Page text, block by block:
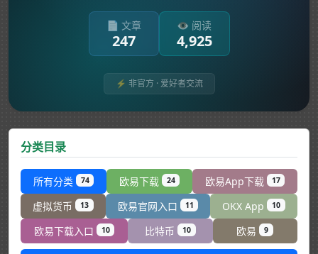
📄 文章
247
👁️ 阅读
4,925
⚡ 非官方 · 爱好者交流
分类目录
所有分类 74 欧易下载 24 欧易App下载 17
虚拟货币 13 欧易官网入口 11 OKX App 10
欧易下载入口 10 比特币 10 欧易 9